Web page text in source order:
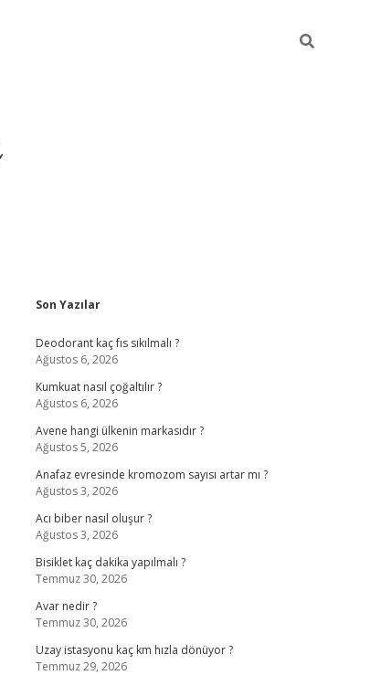
Sidebar
Son Yazılar
Deodorant kaç fıs sıkılmalı ?
Ağustos 6, 2026
Kumkuat nasıl çoğaltılır ?
Ağustos 6, 2026
Avene hangi ülkenin markasıdır ?
Ağustos 5, 2026
Anafaz evresinde kromozom sayısı artar mı ?
Ağustos 3, 2026
Acı biber nasıl oluşur ?
Ağustos 3, 2026
Bisiklet kaç dakika yapılmalı ?
Temmuz 30, 2026
Avar nedir ?
Temmuz 30, 2026
Uzay istasyonu kaç km hızla dönüyor ?
Temmuz 29, 2026